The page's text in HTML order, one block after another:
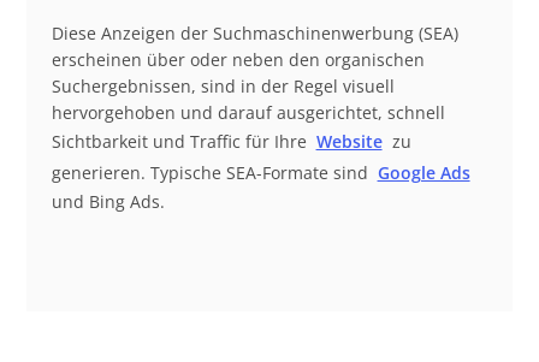
Diese Anzeigen der Suchmaschinenwerbung (SEA)
erscheinen über oder neben den organischen
Suchergebnissen, sind in der Regel visuell
hervorgehoben und darauf ausgerichtet, schnell
Sichtbarkeit und Traffic für Ihre Website zu
generieren. Typische SEA-Formate sind Google Ads
und Bing Ads.